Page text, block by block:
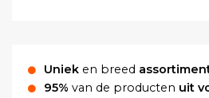
Uniek en breed
95% van de producten uit